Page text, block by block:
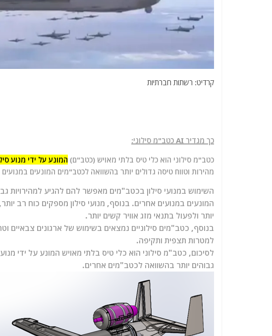
קרדיט: רשתות חברתיות
כך מגדיר AI כטב"מ סילוני:
כטב"מ סילוני הוא כלי טיס בלתי מאויש (כטב"ם) המונע על ידי מנוע
מהירות וטווח טיסה גדולים יותר בהשוואה לכטב"מים המונעים
השימוש במנועי סילון בכטב"מים מאפשר להם להגיע למהירויות
המונעים במנועים אחרים. בנוסף, מנועי סילון מספקים כוח
יותר ולפעול בתנאי מזג אוויר קשים יותר.
בנוסף, כטב"מים סילוניים נמצאים בשימוש של ארגונים צבאיים
למטרות תצפית ותקיפה.
לסיכום, כטב"מ סילוני הוא כלי טיס בלתי מאויש המונע על ידי
גבוהים יותר בהשוואה לכטב"מים אחרים.